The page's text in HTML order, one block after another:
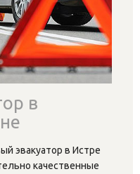
в
эвакуатор в Истре
качественные